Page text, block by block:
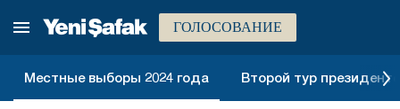
ГОЛОСОВАНИЕ
Местные выборы 2024 года Второй тур
Батман
Биледжик